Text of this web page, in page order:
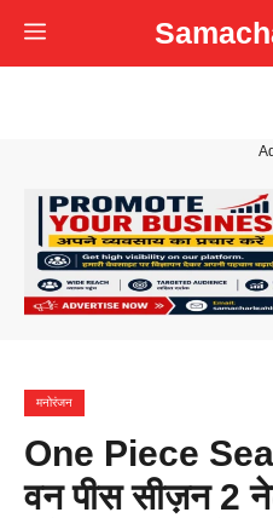
Skip
to
Menu
मनोरंजन
One Piece
वन पीस सीज़न 2